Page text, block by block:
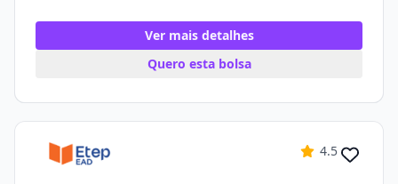
Ver mais detalhes
Quero esta bolsa
4.5